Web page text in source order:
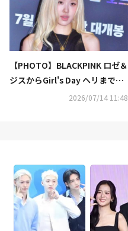
【PHOTO】BLACKPINK ロゼ＆
ジスからGirl's Day ヘリまで、
映画「ホープ」VIP試写会に出
2026/07/14 11:48